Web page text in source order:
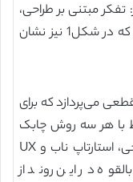
تفکر مبتنی بر طراحی،
استارتاپ ناب و تجربۀ ناب کاربر (UX ناب)؛ که در شکل1 نیز نشان
می‌پردازد که برای
با هر سه روش چابک
فوق (یعنی روش‌های تفکر مبتنی بر طراحی، استارتاپ ناب و UX
در این روند از